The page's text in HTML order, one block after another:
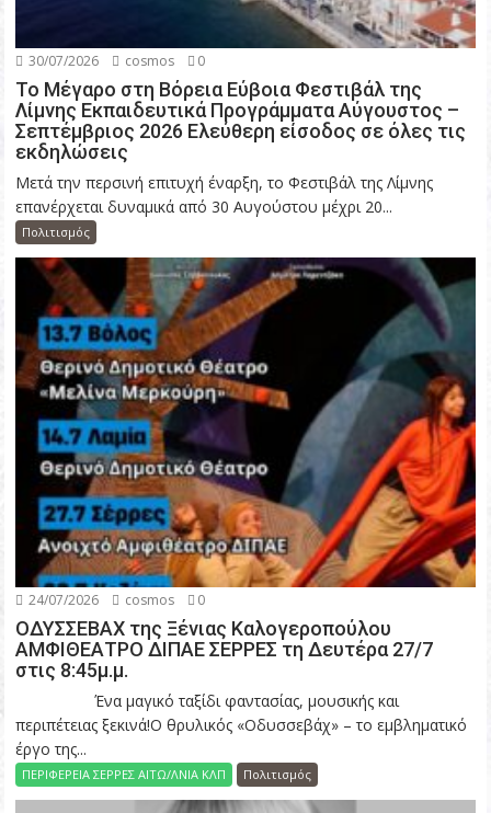
30/07/2026 cosmos 0
Το Μέγαρο στη Βόρεια Εύβοια Φεστιβάλ της
Λίμνης Εκπαιδευτικά Προγράμματα Αύγουστος –
Σεπτέμβριος 2026 Ελεύθερη είσοδος σε όλες τις
εκδηλώσεις
Μετά την περσινή επιτυχή έναρξη, το Φεστιβάλ της Λίμνης
επανέρχεται δυναμικά από 30 Αυγούστου μέχρι 20...
Πολιτισμός
24/07/2026 cosmos 0
ΟΔΥΣΣΕΒΑΧ της Ξένιας Καλογεροπούλου
ΑΜΦΙΘΕΑΤΡΟ ΔΙΠΑΕ ΣΕΡΡΕΣ τη Δευτέρα 27/7
στις 8:45μ.μ.
Ένα μαγικό ταξίδι φαντασίας, μουσικής και
περιπέτειας ξεκινά!Ο θρυλικός «Οδυσσεβάχ» – το εμβληματικό
έργο της...
ΠΕΡΙΦΕΡΕΙΑ ΣΕΡΡΕΣ ΑΙΤΩ/ΛΝΙΑ ΚΛΠ Πολιτισμός